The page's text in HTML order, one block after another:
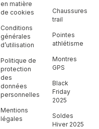
en matière
de cookies
Conditions
générales
d’utilisation
Politique de
protection
des
données
personnelles
Mentions
légales
Chaussures
trail
Pointes
athlétisme
Montres
GPS
Black
Friday
2025
Soldes
Hiver 2025